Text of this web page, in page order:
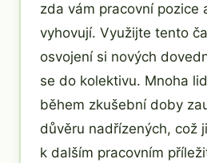
zda vám pracovní pozice
vyhovují. Využijte tento
osvojení si nových
se do kolektivu. Mnoha
během zkušební doby
důvěru nadřízených, což
k dalším pracovním